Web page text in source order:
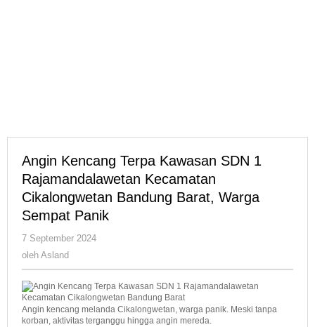
Angin Kencang Terpa Kawasan SDN 1
Rajamandalawetan Kecamatan
Cikalongwetan Bandung Barat, Warga
Sempat Panik
7 September 2024
oleh Asland
Angin kencang melanda Cikalongwetan, warga panik. Meski tanpa
korban, aktivitas terganggu hingga angin mereda.